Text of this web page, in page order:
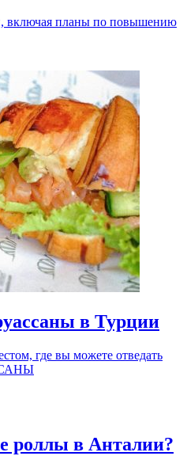
включая планы по повышению
в Турции
где вы можете отведать
роллы в Анталии?